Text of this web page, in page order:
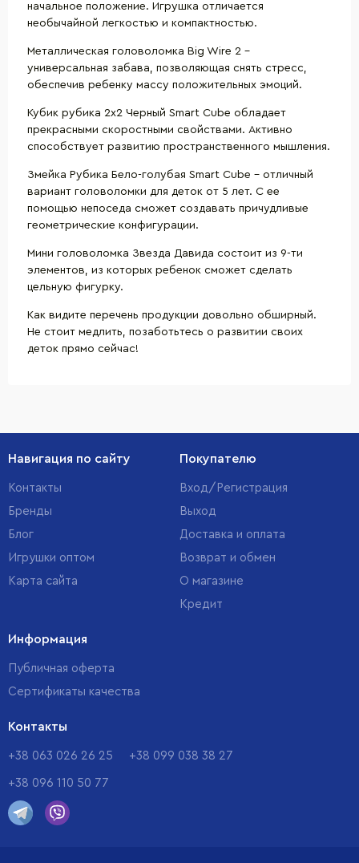
начальное положение. Игрушка отличается
необычайной легкостью и компактностью.
Металлическая головоломка Big Wire 2 –
универсальная забава, позволяющая снять стресс,
обеспечив ребенку массу положительных эмоций.
Кубик рубика 2х2 Черный Smart Cube обладает
прекрасными скоростными свойствами. Активно
способствует развитию пространственного мышления.
Змейка Рубика Бело-голубая Smart Cube – отличный
вариант головоломки для деток от 5 лет. С ее
помощью непоседа сможет создавать причудливые
геометрические конфигурации.
Мини головоломка Звезда Давида состоит из 9-ти
элементов, из которых ребенок сможет сделать
цельную фигурку.
Как видите перечень продукции довольно обширный.
Не стоит медлить, позаботьтесь о развитии своих
деток прямо сейчас!
Навигация по сайту
Контакты
Бренды
Блог
Игрушки оптом
Карта сайта
Покупателю
Вход/Регистрация
Выход
Доставка и оплата
Возврат и обмен
О магазине
Кредит
Информация
Публичная оферта
Сертификаты качества
Контакты
+38 063 026 26 25 +38 099 038 38 27
+38 096 110 50 77